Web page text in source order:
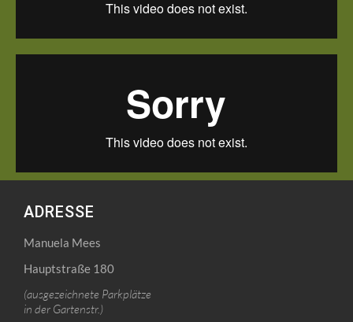
ADRESSE
Manuela Mees
Hauptstraße 180
(ausgezeichnete Parkplätze
in der Gartenstr.)